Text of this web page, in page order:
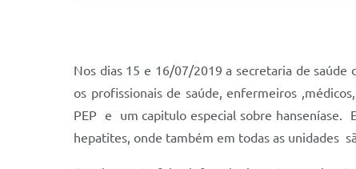
Nos dias 15 e 16/07/2019 a secretaria de saúde
os profissionais de saúde, enfermeiros
PEP e um capitulo especial sobre hanseníase.
hepatites, onde também em todas as unidades